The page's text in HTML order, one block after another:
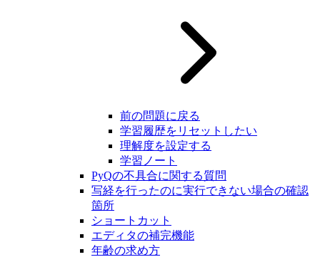
前の問題に戻る
学習履歴をリセットしたい
理解度を設定する
学習ノート
PyQの不具合に関する質問
写経を行ったのに実行できない場合の確認
箇所
ショートカット
エディタの補完機能
年齢の求め方